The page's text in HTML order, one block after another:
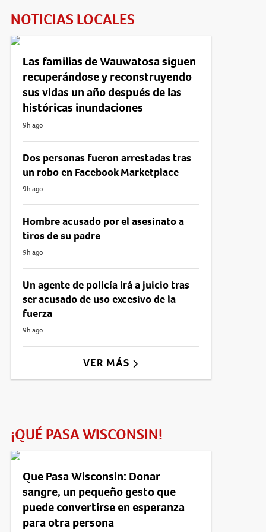
NOTICIAS LOCALES
Las familias de Wauwatosa siguen
recuperándose y reconstruyendo
sus vidas un año después de las
históricas inundaciones
9h ago
Dos personas fueron arrestadas tras
un robo en Facebook Marketplace
9h ago
Hombre acusado por el asesinato a
tiros de su padre
9h ago
Un agente de policía irá a juicio tras
ser acusado de uso excesivo de la
fuerza
9h ago
VER MÁS
¡QUÉ PASA WISCONSIN!
Que Pasa Wisconsin: Donar
sangre, un pequeño gesto que
puede convertirse en esperanza
para otra persona